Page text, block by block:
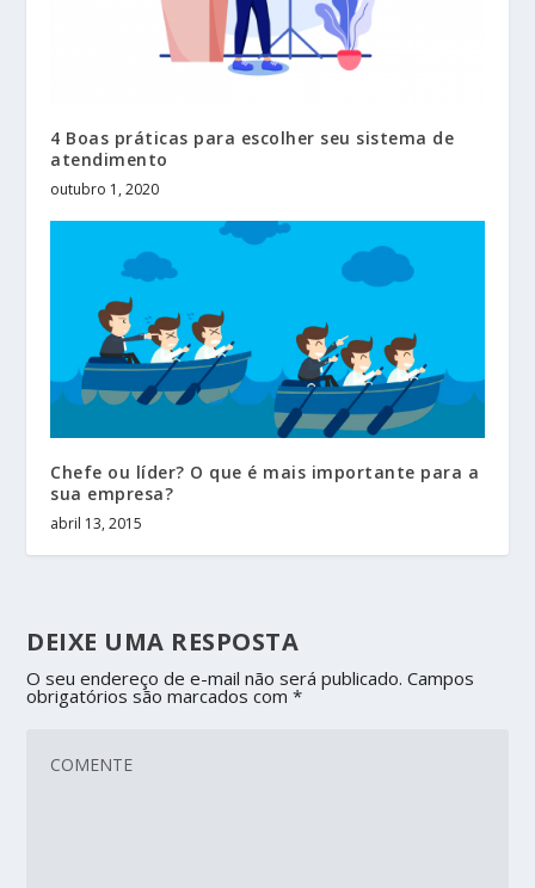
4 Boas práticas para escolher seu sistema de
atendimento
outubro 1, 2020
Chefe ou líder? O que é mais importante para a
sua empresa?
abril 13, 2015
DEIXE UMA RESPOSTA
O seu endereço de e-mail não será publicado. Campos
obrigatórios são marcados com*